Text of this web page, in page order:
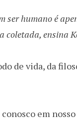
humano é
coletada, ensina
de vida, da
em